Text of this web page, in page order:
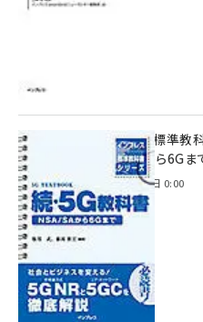
インプレス標準
NSA/SAから6Gま
2023年4月3日 0:00